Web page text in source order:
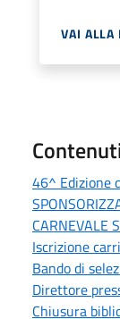
VAI ALLA
46^ Edizione
CARNEVALE
Iscrizione
Bando di
Direttore
Chiusura